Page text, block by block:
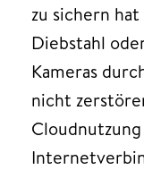
zu sichern
Diebstahl
Kameras
nicht